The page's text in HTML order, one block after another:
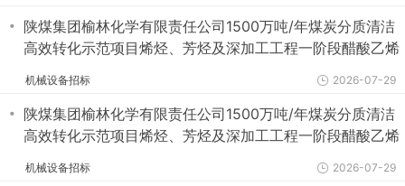
・ 陕煤集团榆林化学有限责任公司1500万吨/年煤炭分质清洁
高效转化示范项目烯烃、芳烃及深加工工程一阶段醋酸乙烯
机械设备招标 2026-07-29
・ 陕煤集团榆林化学有限责任公司1500万吨/年煤炭分质清洁
高效转化示范项目烯烃、芳烃及深加工工程一阶段醋酸乙烯
机械设备招标 2026-07-29